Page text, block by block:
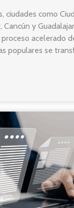
ciudades como
y
acelerado
populares se